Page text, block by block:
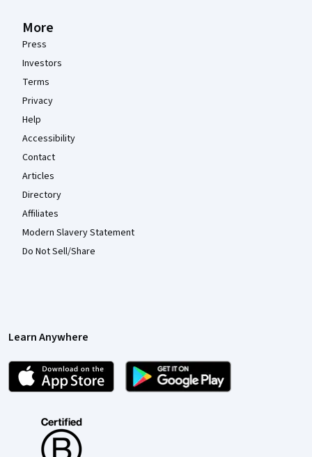
More
Press
Investors
Terms
Privacy
Help
Accessibility
Contact
Articles
Directory
Affiliates
Modern Slavery Statement
Do Not Sell/Share
Learn Anywhere